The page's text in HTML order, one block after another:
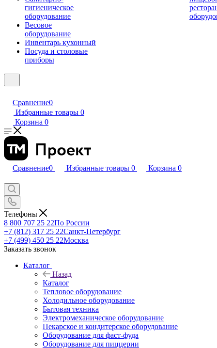
гигиеническое
оборудование
Весовое
оборудование
Инвентарь кухонный
Посуда и столовые
приборы
Сравнение0
Избранные товары 0
Корзина 0
Сравнение0 Избранные товары 0 Корзина 0
Телефоны
8 800 707 25 22По России
+7 (812) 317 25 22Санкт-Петербург
+7 (499) 450 25 22Москва
Заказать звонок
Каталог
Назад
Каталог
Тепловое оборудование
Холодильное оборудование
Бытовая техника
Электромеханическое оборудование
Пекарское и кондитерское оборудование
Оборудование для фаст-фуда
Оборудование для пиццерии